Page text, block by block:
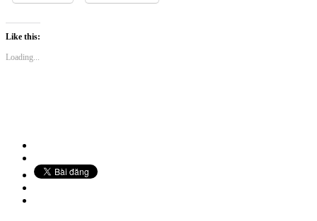
Like this:
Loading...